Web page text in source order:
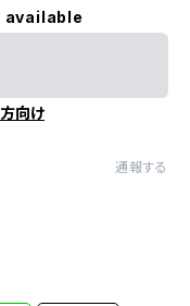
向け
通報する